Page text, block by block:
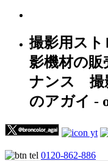
撮影用ス
影機材の
ナンス 撮
のアガイ -
0120-862-886